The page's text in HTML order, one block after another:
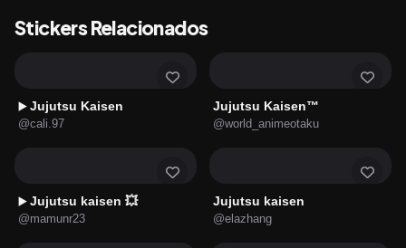
Stickers Relacionados
▶️ Jujutsu Kaisen
@cali.97
Jujutsu Kaisen™
@world_animeotaku
▶️ Jujutsu kaisen 💥
@mamunr23
Jujutsu kaisen
@elazhang